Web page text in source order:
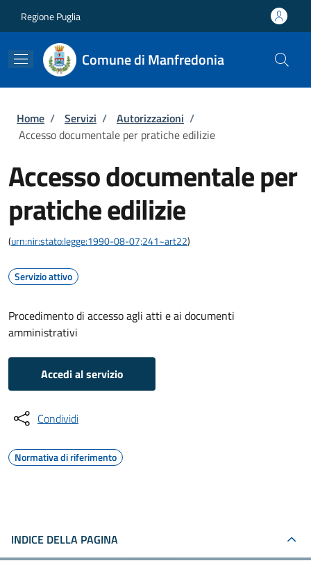
Regione Puglia
Comune di Manfredonia
Briciole di pane
Home / Servizi / Autorizzazioni /
Accesso documentale per pratiche edilizie
Accesso documentale per
pratiche edilizie
(urn:nir:stato:legge:1990-08-07;241~art22)
Servizio attivo
Procedimento di accesso agli atti e ai documenti
amministrativi
Accedi al servizio
Condividi
Normativa di riferimento
INDICE DELLA PAGINA